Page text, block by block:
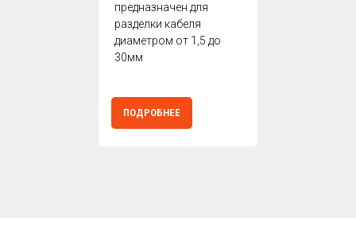
предназначен для
разделки кабеля
диаметром от 1,5 до
30мм
ПОДРОБНЕЕ